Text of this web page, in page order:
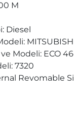
M
Diesel
Modeli: ECO
7320
Revomable